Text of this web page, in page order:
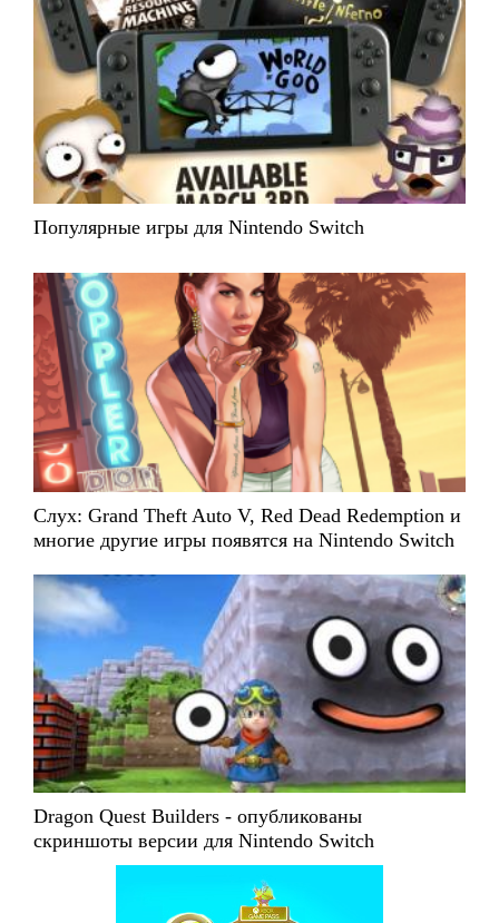
Популярные игры для Nintendo Switch
Слух: Grand Theft Auto V, Red Dead Redemption и
многие другие игры появятся на Nintendo Switch
Dragon Quest Builders - опубликованы
скриншоты версии для Nintendo Switch